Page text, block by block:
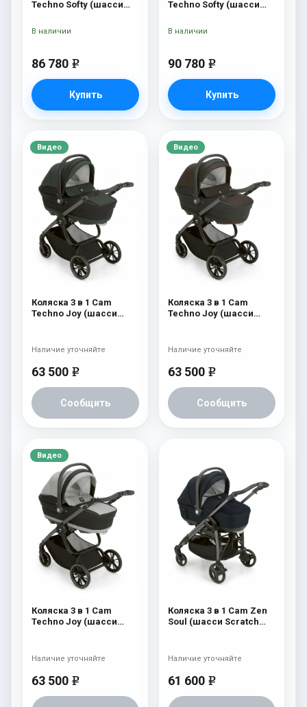
Techno Softy (шасси
86 780 e
Купить
В наличии
Techno Softy (шасси
90 780 e
Купить
В наличии
Видео
Коляска 3 в 1 Cam
Techno Joy (шасси
63 500 e
Сообщить
Наличие уточняйте
Видео
Коляска 3 в 1 Cam
Techno Joy (шасси
63 500 e
Сообщить
Наличие уточняйте
Видео
Коляска 3 в 1 Cam
Techno Joy (шасси
63 500 e
Наличие уточняйте
Коляска 3 в 1 Cam Zen
Soul (шасси Scratch
61 600 e
Наличие уточняйте